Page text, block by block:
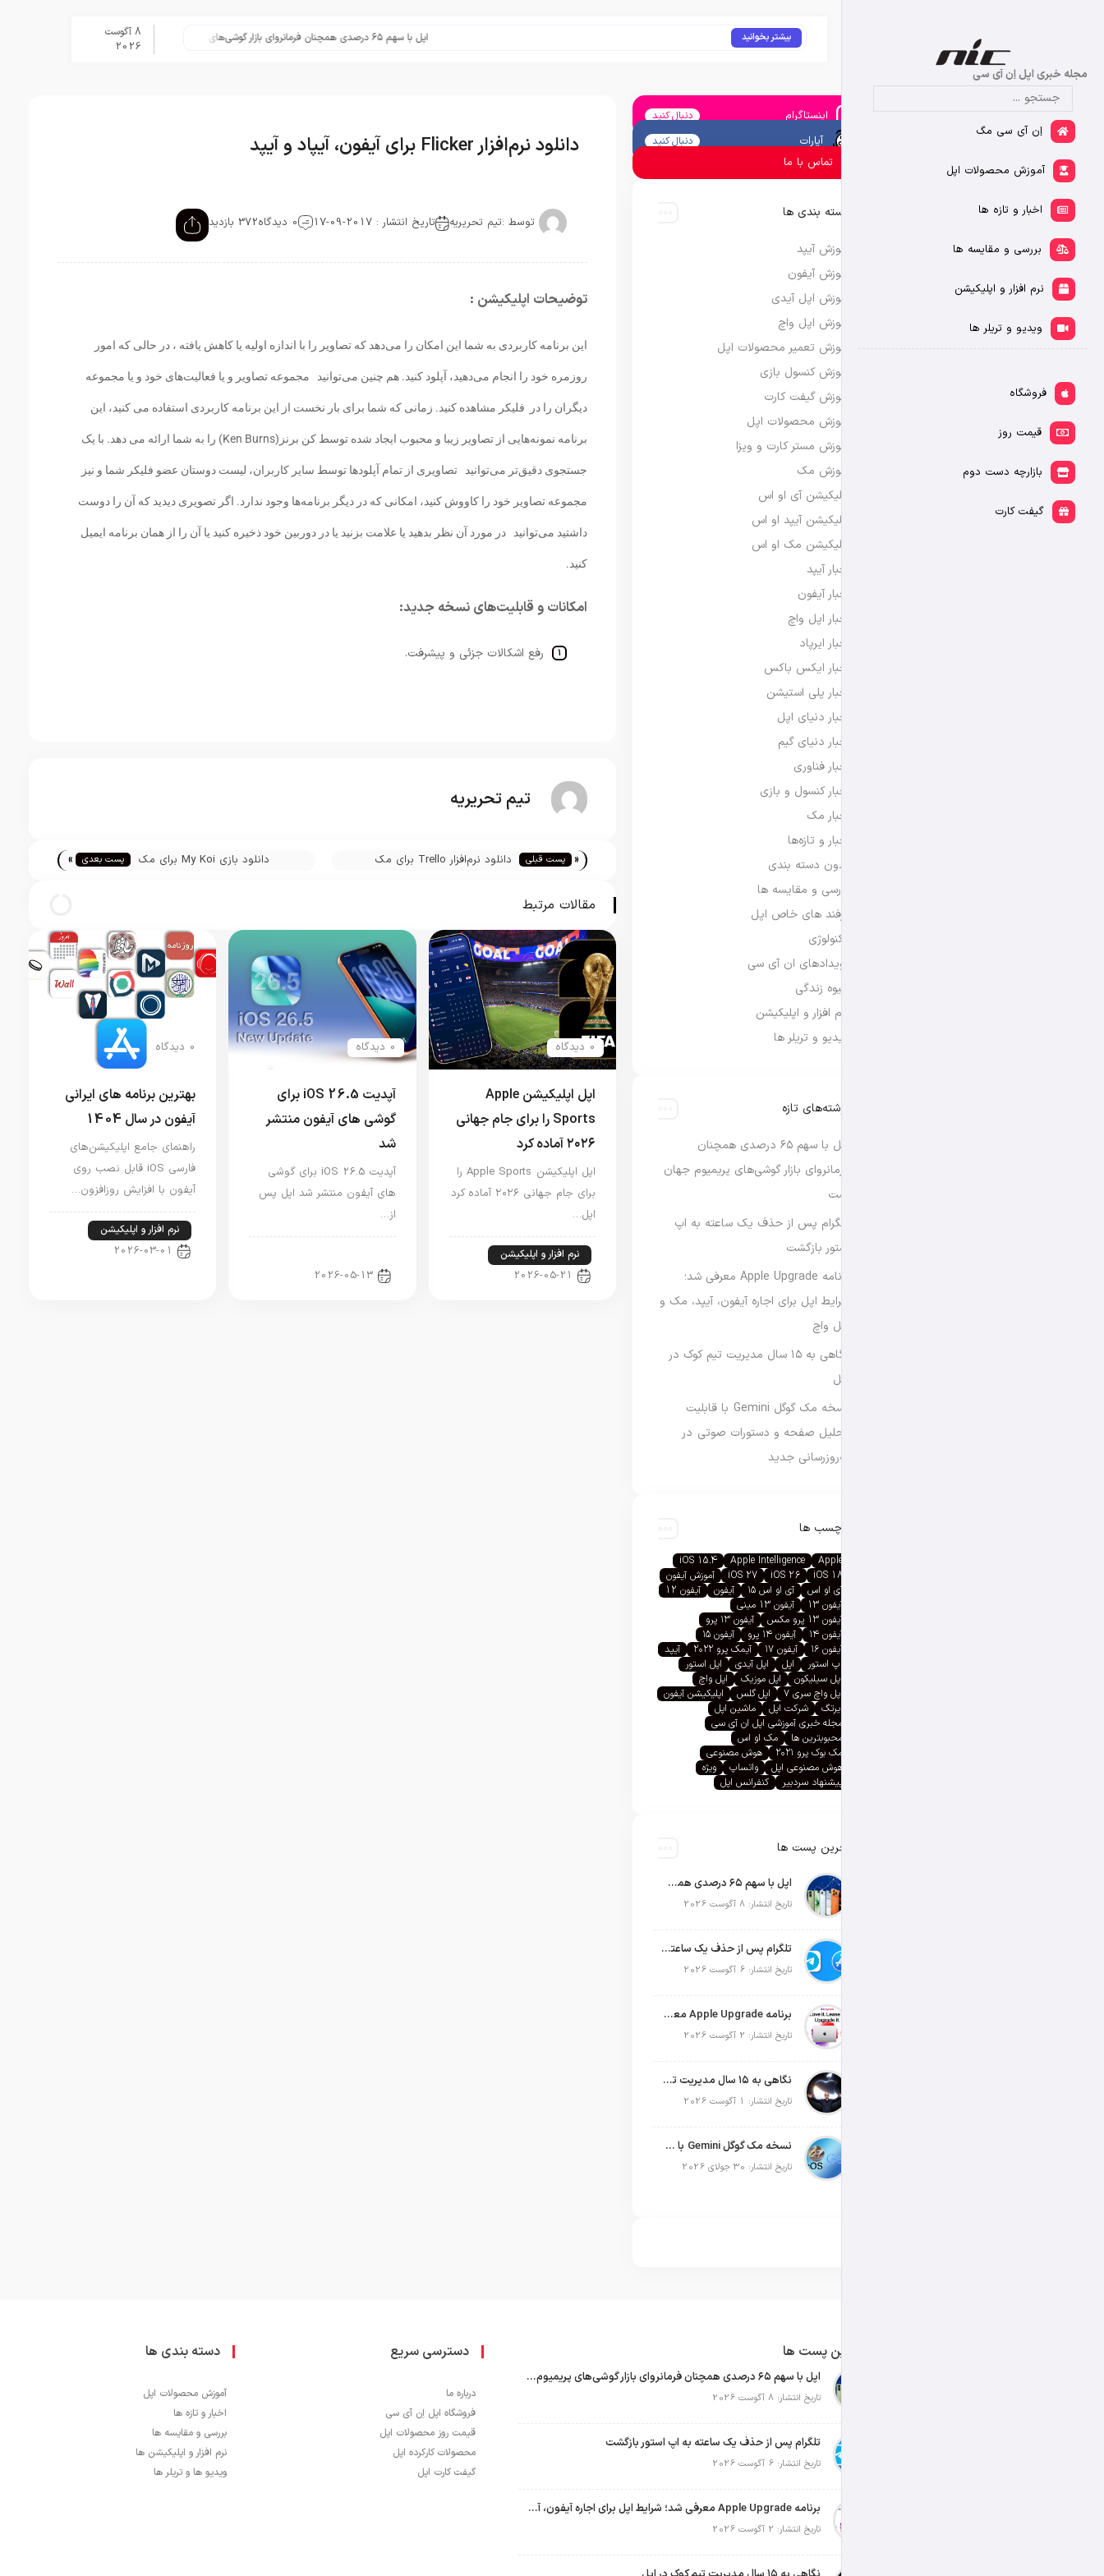
مجله خبری اپل اِن آی سی
اِن آی سی مگ
آموزش محصولات اپل
اخبار و تازه ها
بررسی و مقایسه ها
نرم افزار و اپلیکیشن
ویدیو و تریلر ها
فروشگاه
قیمت روز
بازارچه دست دوم
گیفت کارت
بیشتر بخوانید اپل با سهم ۶۵ درصدی همچنان فرمانروای بازار گوشی‌های پریمیوم جهان است تلگرام پس از حذف یک ساعته به
8 آگوست
2026
دانلود نرم‌افزار Flicker برای آیفون، آیپاد و آیپد
توسط :تیم تحریریه تاریخ انتشار : 2017-09-17 0 دیدگاه 372 بازدید
توضیحات اپلیکیشن :
​این برنامه کاربردی به شما این امکان را می‌دهد که تصاویر را با اندازه اولیه یا کاهش یافته ، در حالی که امور
روزمره خود را انجام می‌دهید، آپلود کنید. هم چنین می‌توانید مجموعه تصاویر و یا فعالیت‌های خود و یا مجموعه
دیگران را در فلیکر مشاهده کنید. زمانی که شما برای بار نخست از این برنامه کاربردی استفاده می کنید، این
برنامه نمونه‌هایی از تصاویر زیبا و محبوب ایجاد شده توسط کن برنز(Ken Burns) را به شما ارائه می دهد. با یک
جستجوی دقیق‌تر می‌توانید تصاویری از تمام آپلودها توسط سایر کاربران، لیست دوستان عضو فلیکر شما و نیز
مجموعه تصاویر خود را کاووش کنید، امکانی که در دیگر برنامه‌ها وجود ندارد. اگر تصویری دیدید که آن را دوست
داشتید می‌توانید در مورد آن نظر بدهید یا علامت بزنید یا در دوربین خود ذخیره کنید یا آن را از همان برنامه ایمیل
کنید.
امکانات و قابلیت‌های نسخه جدید:
​رفع اشکالات جزئی و پیشرفت.
تیم تحریریه
« پست قبلی دانلود نرم‌افزار Trello برای مک دانلود بازی My Koi برای مک پست بعدی »
مقالات مرتبط
0 دیدگاه
اپل اپلیکیشن Apple
Sports را برای جام جهانی
۲۰۲۶ آماده کرد
اپل اپلیکیشن Apple Sports را
برای جام جهانی ۲۰۲۶ آماده کرد
اپل…
نرم افزار و اپلیکیشن
2026-05-21
0 دیدگاه
آپدیت iOS 26.5 برای
گوشی های آیفون منتشر
شد
آپدیت iOS 26.5 برای گوشی
های آیفون منتشر شد اپل پس
از…
2026-05-13
0 دیدگاه
بهترین برنامه های ایرانی
آیفون در سال 1404
راهنمای جامع اپلیکیشن‌های
فارسی iOS قابل نصب روی
آیفون با افزایش روزافزون…
نرم افزار و اپلیکیشن
2026-03-01
اینستاگرام دنبال کنید
آپارات دنبال کنید
تماس با ما
دسته بندی ها
آموزش آیپد
آموزش آیفون
آموزش اپل آیدی
آموزش اپل واچ
آموزش تعمیر محصولات اپل
آموزش کنسول بازی
آموزش گیفت کارت
آموزش محصولات اپل
آموزش مستر کارت و ویزا
آموزش مک
اپلیکیشن آی او اس
اپلیکیشن آیپد او اس
اپلیکیشن مک او اس
اخبار آیپد
اخبار آیفون
اخبار اپل واچ
اخبار ایرپاد
اخبار ایکس باکس
اخبار پلی استیشن
اخبار دنیای اپل
اخبار دنیای گیم
اخبار فناوری
اخبار کنسول و بازی
اخبار مک
اخبار و تازه‌ها
بدون دسته بندی
بررسی و مقایسه ها
ترفند های خاص اپل
تکنولوژی
رویدادهای ان آی سی
شیوه زندگی
نرم افزار و اپلیکیشن
ویدیو و تریلر ها
نوشته‌های تازه
اپل با سهم ۶۵ درصدی همچنان
فرمانروای بازار گوشی‌های پریمیوم جهان
است
تلگرام پس از حذف یک ساعته به اپ
استور بازگشت
برنامه Apple Upgrade معرفی شد؛
شرایط اپل برای اجاره آیفون، آیپد، مک و
اپل واچ
نگاهی به ۱۵ سال مدیریت تیم کوک در
اپل
نسخه مک گوگل Gemini با قابلیت
تحلیل صفحه و دستورات صوتی در
به‌روزرسانی جدید
برچسب ها
Apple
Apple Intelligence
iOS 15.4
iOS 18
iOS 26
iOS 27
آموزش آیفون
آی او اس
آی او اس ۱۵ آیفون
آیفون 12
آیفون 13
آیفون 13 مینی
آیفون 13 پرو مکس
آیفون ۱۳ پرو
آیفون ۱۴
آیفون ۱۴ پرو
آیفون ۱۵
آیفون ۱۶
آیفون ۱۷ آیمک پرو ۲۰۲۲
آیپد
اپ استور
اپل اپل آیدی
اپل استور
اپل سیلیکون
اپل موزیک
اپل واچ
اپل واچ سری ۷
اپل گلس
اپلیکیشن آیفون
ایرتگ
شرکت اپل
ماشین اپل
مجله خبری آموزشی اپل ان آی سی
محبوبترین ها
مک او اس
مک بوک پرو ۲۰۲۱
هوش مصنوعی
هوش مصنوعی اپل
واتساپ
ویژه
پیشنهاد سردبیر
کنفرانس اپل
آخرین پست ها
اپل با سهم ۶۵ درصدی همچنان فرمانروای بازار گوشی‌های پریمیوم جهان است
تاریخ انتشار: 8 آگوست 2026
تلگرام پس از حذف یک ساعته به اپ استور بازگشت
تاریخ انتشار: 6 آگوست 2026
برنامه Apple Upgrade معرفی شد؛ شرایط اپل برای اجاره آیفون، آیپد، مک و اپل واچ
تاریخ انتشار: 2 آگوست 2026
نگاهی به ۱۵ سال مدیریت تیم کوک در اپل
تاریخ انتشار: 1 آگوست 2026
نسخه مک گوگل Gemini با قابلیت تحلیل صفحه و دستورات صوتی در به‌روزرسانی جدید
تاریخ انتشار: 30 جولای 2026
آخرین پست ها
اپل با سهم ۶۵ درصدی همچنان فرمانروای بازار گوشی‌های پریمیوم جهان است
تاریخ انتشار: 8 آگوست 2026
تلگرام پس از حذف یک ساعته به اپ استور بازگشت
تاریخ انتشار: 6 آگوست 2026
برنامه Apple Upgrade معرفی شد؛ شرایط اپل برای اجاره آیفون، آیپد، مک و اپل واچ
تاریخ انتشار: 2 آگوست 2026
دسترسی سریع
درباره ما
فروشگاه اپل اِن آی سی
قیمت روز محصولات اپل
محصولات کارکرده اپل
گیفت کارت اپل
دسته بندی ها
آموزش محصولات اپل
اخبار و تازه ها
بررسی و مقایسه ها
نرم افزار و اپلیکیشن ها
ویدیو ها و تریلر ها